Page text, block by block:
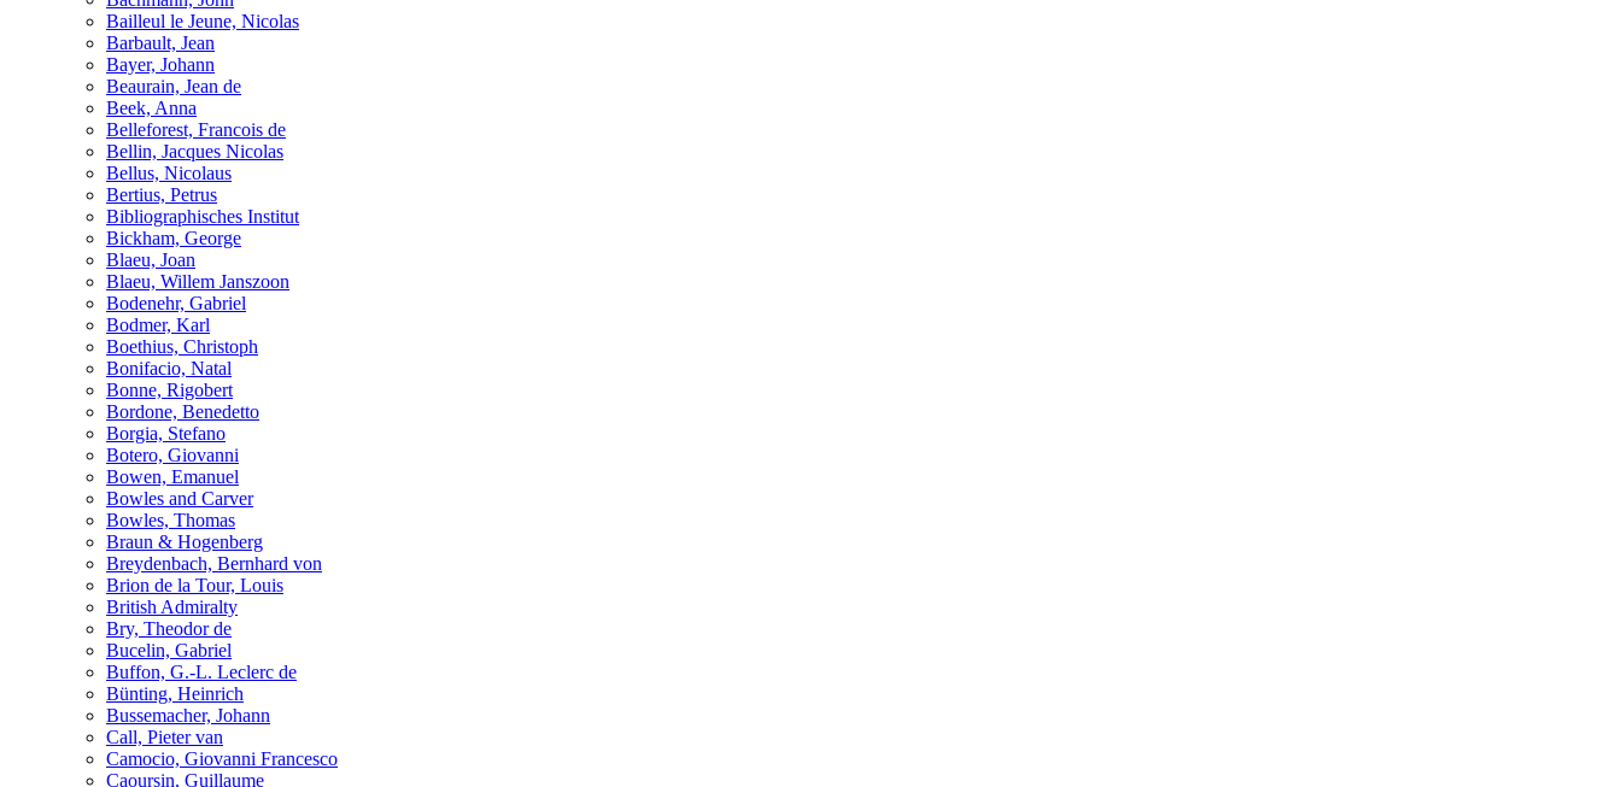
Bailleul le Jeune, Nicolas
Barbault, Jean
Bayer, Johann
Beaurain, Jean de
Beek, Anna
Belleforest, Francois de
Bellin, Jacques Nicolas
Bellus, Nicolaus
Bertius, Petrus
Bibliographisches Institut
Bickham, George
Blaeu, Joan
Blaeu, Willem Janszoon
Bodenehr, Gabriel
Bodmer, Karl
Boethius, Christoph
Bonifacio, Natal
Bonne, Rigobert
Bordone, Benedetto
Borgia, Stefano
Botero, Giovanni
Bowen, Emanuel
Bowles and Carver
Bowles, Thomas
Braun & Hogenberg
Breydenbach, Bernhard von
Brion de la Tour, Louis
British Admiralty
Bry, Theodor de
Bucelin, Gabriel
Buffon, G.-L. Leclerc de
Bünting, Heinrich
Bussemacher, Johann
Call, Pieter van
Camocio, Giovanni Francesco
Caoursin, Guillaume